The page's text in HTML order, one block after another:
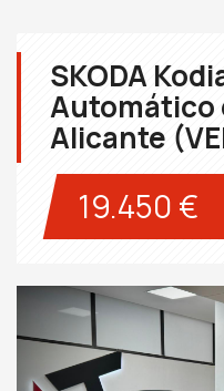
SKODA
Automático
Alicante
19.450 €